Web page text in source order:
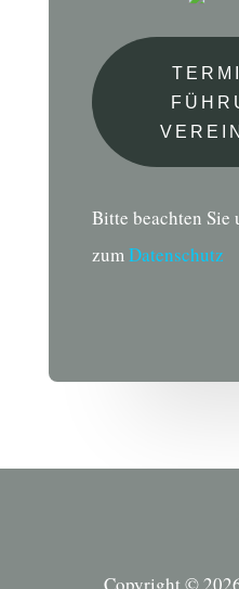
Bitte beachten Sie
zumDatenschutz